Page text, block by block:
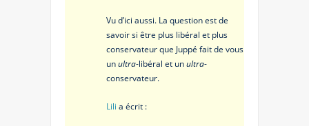
Vu d’ici aussi. La question est de
savoir si être plus libéral et plus
conservateur que Juppé fait de vous
unultra-libéral et unultra-
conservateur.
Lili a écrit :